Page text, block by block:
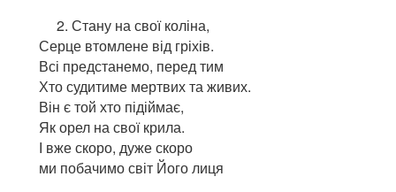
2. Стану на свої коліна,
Серце втомлене від гріхів.
Всі предстанемо, перед тим
Хто судитиме мертвих та живих.
Він є той хто підіймає,
Як орел на свої крила.
І вже скоро, дуже скоро
ми побачимо світ Його лиця